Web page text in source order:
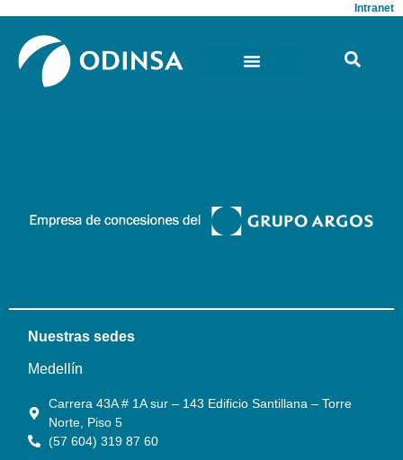
Intranet
Nuestras sedes
Medellín
Carrera 43A # 1A sur – 143 Edificio Santillana – Torre
Norte, Piso 5
(57 604) 319 87 60